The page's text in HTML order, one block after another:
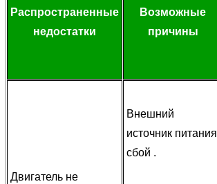
Распространенные
недостатки
Возможные
причины
Двигатель не
Внешний
источник питания
сбой .